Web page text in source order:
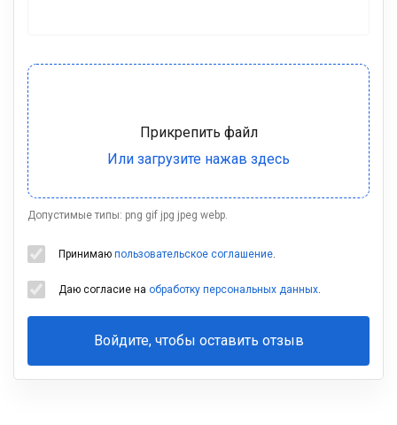
Допустимые типы: png gif jpg jpeg webp.
Принимаю пользовательское соглашение.
Даю согласие на обработку персональных данных.
Войдите, чтобы оставить отзыв
Ваша